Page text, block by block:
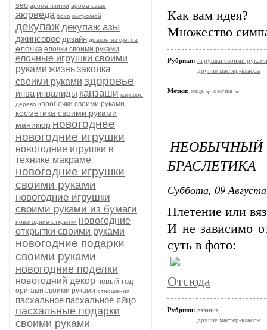
seo арома плитки арома саше
аюрведа бохо выпускной
декупаждекупаж азы
джинсовое дизайн дракон из фетра
елочка елочки своими руками
елочные игрушки своими
руками жизньзаколка
своими руками здоровье
инва инвалиды канзаши каповое
дерево коробочки своими руками
косметика своими руками
маникюр новогоднее
новогодние игрушки
новогодние игрушки в
технике макраме
новогодние игрушки
своими руками
новогодние игрушки
своими руками из бумаги
новогодние открытки новогодние
открытки своими руками
новогодние подарки
своими руками
новогодние поделки
новогодний декор новый год
оригами своими руками отношения
пасхальное пасхальное яйцо
пасхальные подарки
своими руками
Как вам идея?
Множество
Рубрики: игрушки своими руками
другие мастер-классы
Метки: овца овечка
БРАСЛЕТИКА
Суббота, 09
Плетение или
И не зависимо
суть в фото:
Отсюда
Рубрики: вязание
другие мастер-классы